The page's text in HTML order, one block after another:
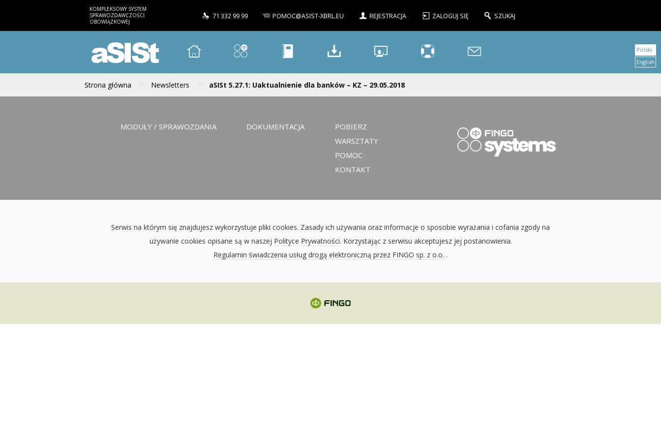
KOMPLEKSOWY SYSTEM
SPRAWOZDAWCZOŚCI
OBOWIĄZKOWEJ
71 332 99 99 POMOC@ASIST-XBRL.EU REJESTRACJA ZALOGUJ SIĘ SZUKAJ
aSISt
Strona główna > Newsletters > aSISt 5.27.1: Uaktualnienie dla banków – KZ – 29.05.2018
Polski
English
MODUŁY / SPRAWOZDANIA DOKUMENTACJA
POBIERZ
WARSZTATY
POMOC
KONTAKT
Serwis na którym się znajdujesz wykorzystuje pliki cookies. Zasady ich używania oraz informacje o sposobie wyrażania i cofania zgody na
używanie cookies opisane są w naszej Polityce Prywatności. Korzystając z serwisu akceptujesz jej postanowienia.
Regulamin świadczenia usług drogą elektroniczną przez FINGO sp. z o.o. .